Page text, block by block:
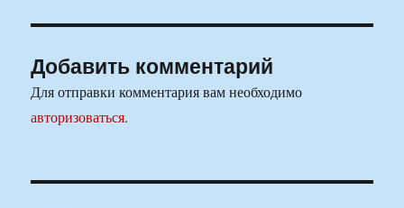
Добавить комментарий
Для отправки комментария вам необходимо
авторизоваться.